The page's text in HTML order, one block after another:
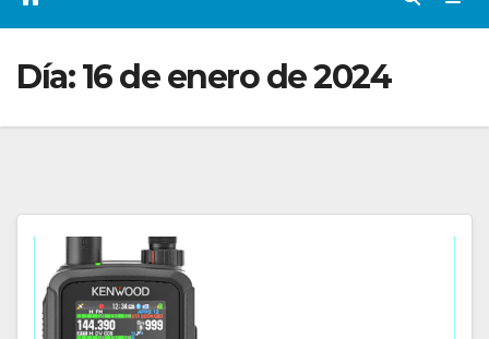
Día:16 de enero de 2024